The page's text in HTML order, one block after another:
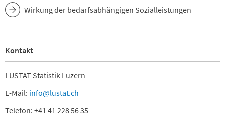
Wirkung der bedarfsabhängigen Sozialleistungen
Kontakt
LUSTAT Statistik Luzern
E-Mail: info@lustat.ch
Telefon: +41 41 228 56 35